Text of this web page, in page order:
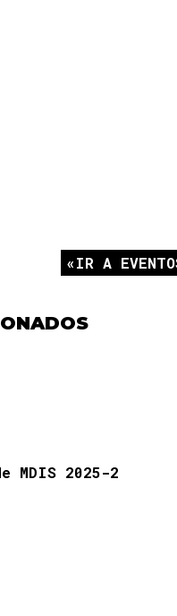
IR A
MDIS 2025-2